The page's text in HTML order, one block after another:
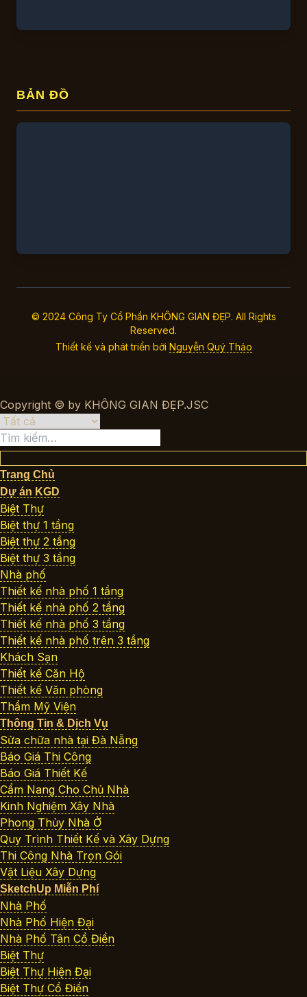
BẢN ĐỒ
© 2024 Công Ty Cổ Phần KHÔNG GIAN ĐẸP. All Rights
Reserved.
Thiết kế và phát triển bởi Nguyễn Quý Thảo
Copyright © by KHÔNG GIAN ĐẸP.JSC
Tìm
kiếm:
Trang Chủ
Dự án KGD
Biệt Thự
Biệt thự 1 tầng
Biệt thự 2 tầng
Biệt thự 3 tầng
Nhà phố
Thiết kế nhà phố 1 tầng
Thiết kế nhà phố 2 tầng
Thiết kế nhà phố 3 tầng
Thiết kế nhà phố trên 3 tầng
Khách Sạn
Thiết kế Căn Hộ
Thiết kế Văn phòng
Thẩm Mỹ Viện
Thông Tin & Dịch Vụ
Sửa chữa nhà tại Đà Nẵng
Báo Giá Thi Công
Báo Giá Thiết Kế
Cẩm Nang Cho Chủ Nhà
Kinh Nghiệm Xây Nhà
Phong Thủy Nhà Ở
Quy Trình Thiết Kế và Xây Dựng
Thi Công Nhà Trọn Gói
Vật Liệu Xây Dựng
SketchUp Miễn Phí
Nhà Phố
Nhà Phố Hiện Đại
Nhà Phố Tân Cổ Điển
Biệt Thự
Biệt Thự Hiện Đại
Biệt Thự Cổ Điển